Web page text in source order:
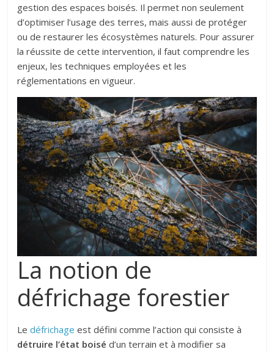
gestion des espaces boisés. Il permet non seulement
d’optimiser l’usage des terres, mais aussi de protéger
ou de restaurer les écosystèmes naturels. Pour assurer
la réussite de cette intervention, il faut comprendre les
enjeux, les techniques employées et les
réglementations en vigueur.
La notion de
défrichage forestier
Ledéfrichage est défini comme l’action qui consiste à
détruire l’état boisé d’un terrain et à modifier sa